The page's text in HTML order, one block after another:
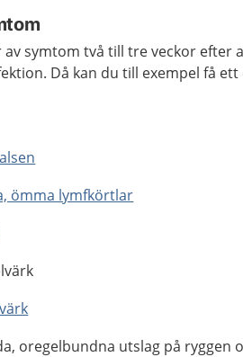
av symtom två till tre veckor efter
Då kan du till exempel få
ömma lymfkörtlar
oregelbundna utslag på ryggen